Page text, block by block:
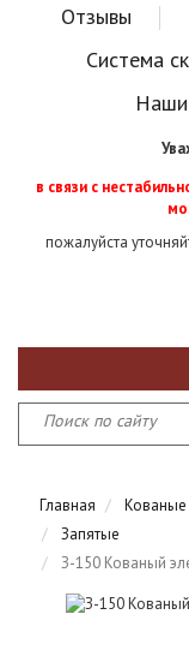
Отзывы
Система
в связи с
пожалуйста
Главная Кованые
Запятые
З-150 Кованый